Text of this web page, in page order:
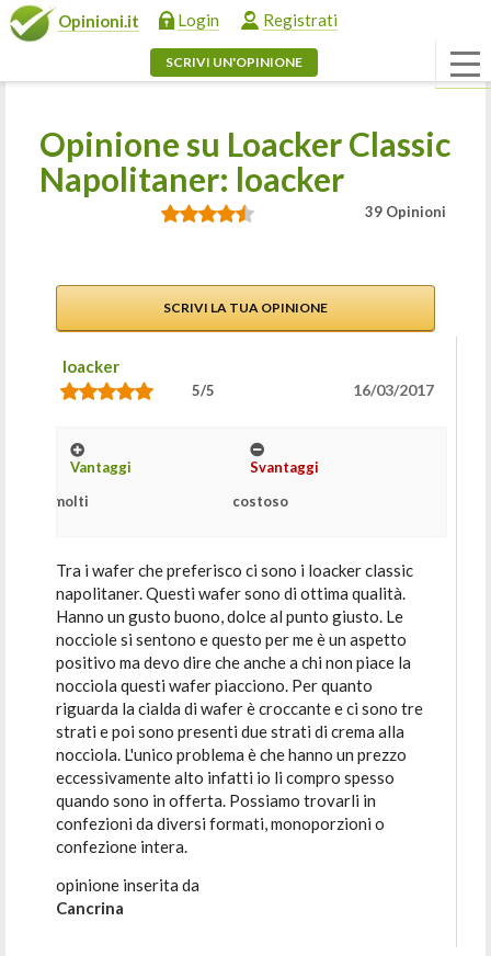
Opinioni.it Login Registrati
SCRIVI UN'OPINIONE
Opinione su Loacker Classic
Napolitaner: loacker
39 Opinioni
SCRIVI LA TUA OPINIONE
loacker
5/5 16/03/2017
Vantaggi
molti
Svantaggi
costoso
Tra i wafer che preferisco ci sono i loacker classic
napolitaner. Questi wafer sono di ottima qualità.
Hanno un gusto buono, dolce al punto giusto. Le
nocciole si sentono e questo per me è un aspetto
positivo ma devo dire che anche a chi non piace la
nocciola questi wafer piacciono. Per quanto
riguarda la cialda di wafer è croccante e ci sono tre
strati e poi sono presenti due strati di crema alla
nocciola. L'unico problema è che hanno un prezzo
eccessivamente alto infatti io li compro spesso
quando sono in offerta. Possiamo trovarli in
confezioni da diversi formati, monoporzioni o
confezione intera.
opinione inserita da
Cancrina